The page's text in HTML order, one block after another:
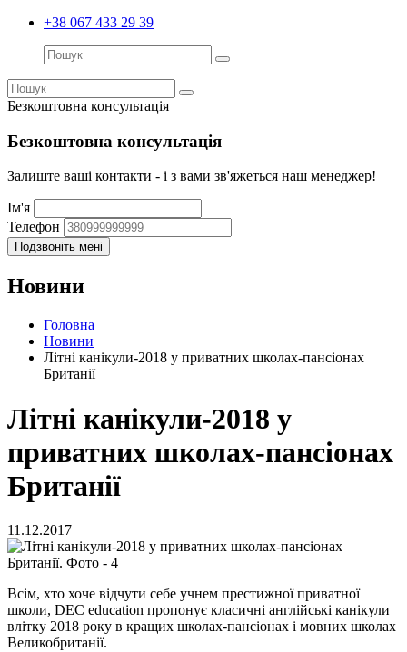
+38 067 433 29 39
Безкоштовна консультація
Безкоштовна консультація
Залиште ваші контакти - і з вами зв'яжеться наш менеджер!
Ім'я
Телефон
Новини
Головна
Новини
Літні канікули-2018 у приватних школах-пансіонах
Британії
Літні канікули-2018 у
приватних школах-пансіонах
Британії
11.12.2017
Всім, хто хоче відчути себе учнем престижної приватної
школи, DEC education пропонує класичні англійські канікули
влітку 2018 року в кращих школах-пансіонах і мовних школах
Великобританії.